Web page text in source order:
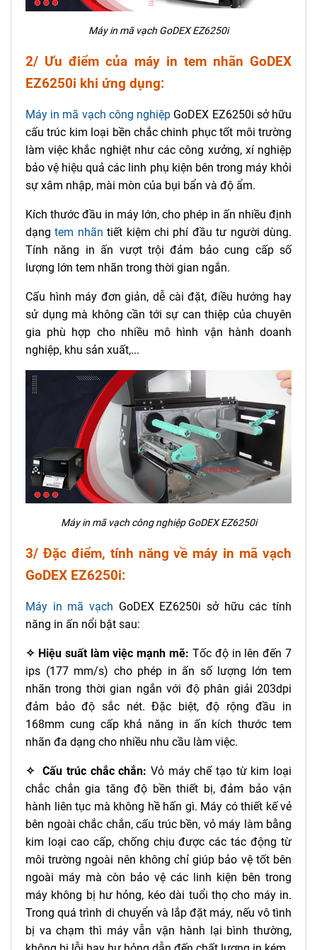
Máy in mã vạch GoDEX EZ6250i
2/ Ưu điểm của máy in tem nhãn GoDEX
EZ6250i khi ứng dụng:
Máy in mã vạch công nghiệp GoDEX EZ6250i sở hữu
cấu trúc kim loại bền chắc chinh phục tốt môi trường
làm việc khắc nghiệt như các công xưởng, xí nghiệp
bảo vệ hiệu quả các linh phụ kiện bên trong máy khỏi
sự xâm nhập, mài mòn của bụi bẩn và độ ẩm.
Kích thước đầu in máy lớn, cho phép in ấn nhiều định
dạngtem nhãn tiết kiệm chi phí đầu tư người dùng.
Tính năng in ấn vượt trội đảm bảo cung cấp số
lượng lớn tem nhãn trong thời gian ngắn.
Cấu hình máy đơn giản, dễ cài đặt, điều hướng hay
sử dụng mà không cần tới sự can thiệp của chuyên
gia phù hợp cho nhiều mô hình vận hành doanh
nghiệp, khu sản xuất,...
Máy in mã vạch công nghiệp GoDEX EZ6250i
3/ Đặc điểm, tính năng về máy in mã vạch
GoDEX EZ6250i:
Máy in mã vạch GoDEX EZ6250i sở hữu các tính
năng in ấn nổi bật sau:
✧ Hiệu suất làm việc mạnh mẽ: Tốc độ in lên đến 7
ips (177 mm/s) cho phép in ấn số lượng lớn tem
nhãn trong thời gian ngắn với độ phân giải 203dpi
đảm bảo độ sắc nét. Đặc biệt, độ rộng đầu in
168mm cung cấp khả năng in ấn kích thước tem
nhãn đa dạng cho nhiều nhu cầu làm việc.
✧ Cấu trúc chắc chắn: Vỏ máy chế tạo từ kim loại
chắc chắn gia tăng độ bền thiết bị, đảm bảo vận
hành liên tục mà không hề hấn gì. Máy có thiết kế vẻ
bên ngoài chắc chắn, cấu trúc bền, vỏ máy làm bằng
kim loại cao cấp, chống chịu được các tác động từ
môi trường ngoài nên không chỉ giúp bảo vệ tốt bên
ngoài máy mà còn bảo vệ các linh kiện bên trong
máy không bị hư hỏng, kéo dài tuổi thọ cho máy in.
Trong quá trình di chuyển và lắp đặt máy, nếu vô tình
bị va chạm thì máy vẫn vận hành lại bình thường,